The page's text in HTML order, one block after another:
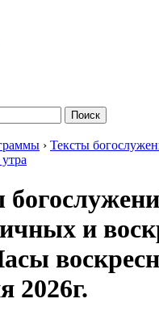
Поиск
› Тексты
и
2026г.